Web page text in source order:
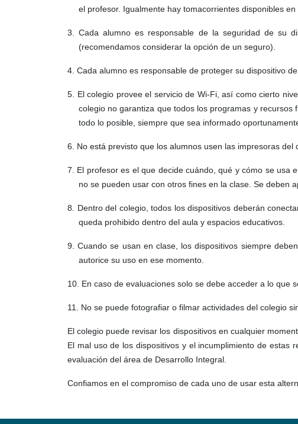
el profesor. Igualmente hay tomacorrientes disponibles
3.
Cada alumno es responsable de la seguridad de su
(recomendamos considerar la opción de un seguro).
4. Cada alumno es responsable de proteger su dispositivo
5.
El colegio provee el servicio de Wi-Fi, así como cierto
colegio no garantiza que todos los programas y
todo lo posible, siempre que sea informado
6. No está previsto que los alumnos usen las impresoras del
7.
El profesor es el que decide cuándo, qué y cómo se usa
no se pueden usar con otros fines en la clase. Se deben
8.
Dentro del colegio, todos los dispositivos deberán
queda prohibido dentro del aula y espacios educativos.
9. Cuando se usan en clase, los dispositivos siempre
autorice su uso en ese momento.
10. En caso de evaluaciones solo se debe acceder a lo que
11. No se puede fotografiar o filmar actividades del colegio
El colegio puede revisar los dispositivos en cualquier
El mal uso de los dispositivos y el incumplimiento de estas
evaluación del área de Desarrollo Integral.
Confiamos en el compromiso de cada uno de usar esta